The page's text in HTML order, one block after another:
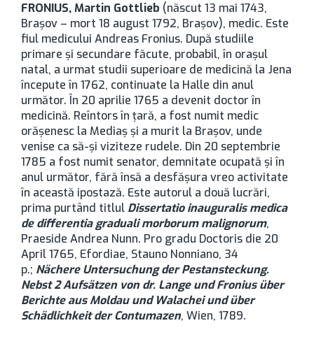
FRONIUS, Martin Gottlieb (născut 13 mai 1743,
Brașov – mort 18 august 1792, Brașov), medic. Este
fiul medicului Andreas Fronius. După studiile
primare şi secundare făcute, probabil, în oraşul
natal, a urmat studii superioare de medicină la Jena
începute în 1762, continuate la Halle din anul
următor. În 20 aprilie 1765 a devenit doctor în
medicină. Reîntors în ţară, a fost numit medic
orăşenesc la Mediaş şi a murit la Brașov, unde
venise ca să-şi viziteze rudele. Din 20 septembrie
1785 a fost numit senator, demnitate ocupată şi în
anul următor, fără însă a desfăşura vreo activitate
în această ipostază. Este autorul a două lucrări,
prima purtând titlul Dissertatio inauguralis medica
de differentia graduali morborum malignorum,
Praeside Andrea Nunn. Pro gradu Doctoris die 20
April 1765, Efordiae, Stauno Nonniano, 34
p.; Nächere Untersuchung der Pestansteckung.
Nebst 2 Aufsätzen von dr. Lange und Fronius über
Berichte aus Moldau und Walachei und über
Schädlichkeit der Contumazen, Wien, 1789.